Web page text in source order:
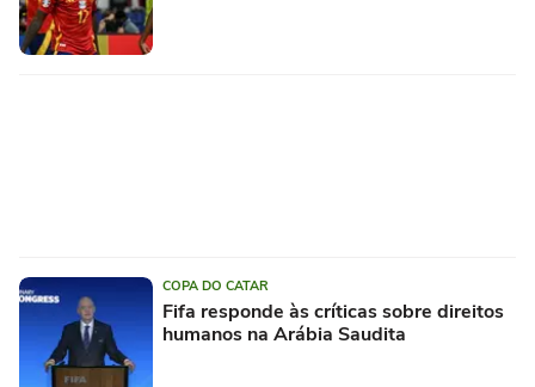
COPA DO CATAR
Fifa responde às críticas sobre direitos
humanos na Arábia Saudita